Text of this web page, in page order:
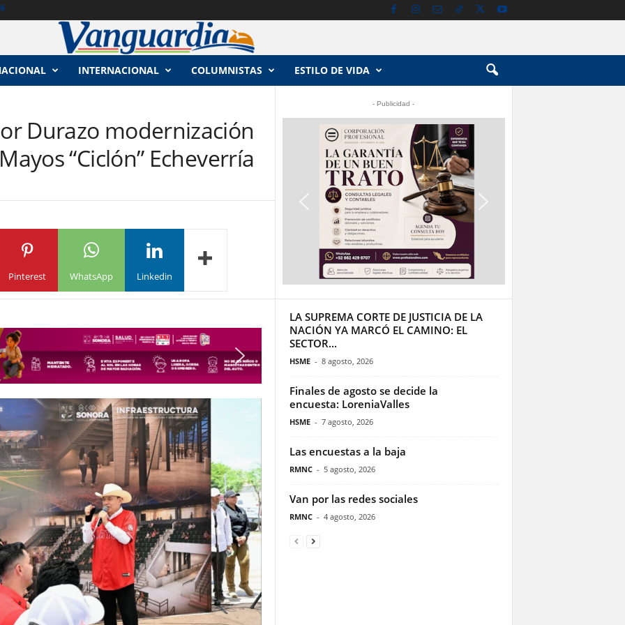
INTERNACIONAL COLUMNISTAS ESTILO DE VIDA
Durazo modernización
“Ciclón” Echeverría
Pinterest WhatsApp Linkedin
- Publicidad -
LA SUPREMA CORTE DE JUSTICIA DE LA
NACIÓN YA MARCÓ EL CAMINO: EL
SECTOR...
HSME - 8 agosto, 2026
Finales de agosto se decide la
encuesta: LoreniaValles
HSME - 7 agosto, 2026
Las encuestas a la baja
RMNC - 5 agosto, 2026
Van por las redes sociales
RMNC - 4 agosto, 2026